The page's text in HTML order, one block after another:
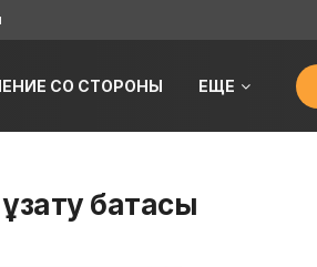
СО СТОРОНЫ ЕЩЕ
ұзату батасы